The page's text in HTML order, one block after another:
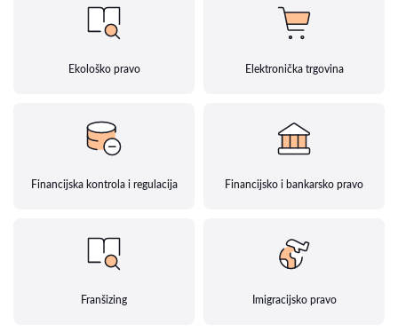
Ekološko pravo Elektronička trgovina
Financijska kontrola i regulacija Financijsko i bankarsko pravo
Franšizing Imigracijsko pravo